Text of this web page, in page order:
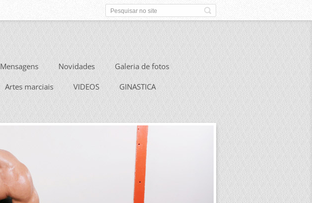
Mensagens Novidades Galeria de fotos
Artes marciais VIDEOS GINASTICA